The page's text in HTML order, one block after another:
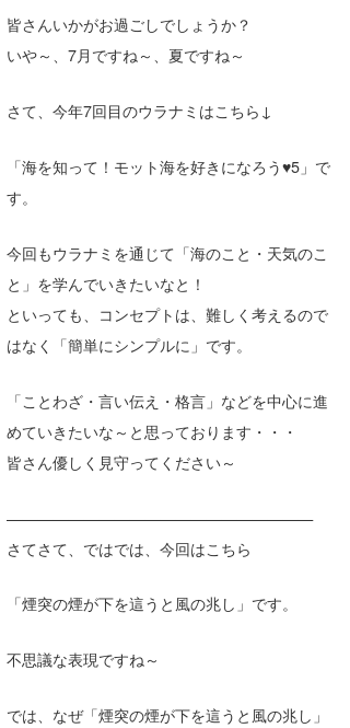
皆さんいかがお過ごしでしょうか？
いや～、7月ですね～、夏ですね～
さて、今年7回目のウラナミはこちら↓
「海を知って！モット海を好きになろう♥5」で
す。
今回もウラナミを通じて「海のこと・天気のこ
と」を学んでいきたいなと！
といっても、コンセプトは、難しく考えるので
はなく「簡単にシンプルに」です。
「ことわざ・言い伝え・格言」などを中心に進
めていきたいな～と思っております・・・
皆さん優しく見守ってください～
————————————————————
さてさて、ではでは、今回はこちら
「煙突の煙が下を這うと風の兆し」です。
不思議な表現ですね～
では、なぜ「煙突の煙が下を這うと風の兆し」
mitsuteru Kamio
arukasvision
CBA Films
熊谷素子
SURFMEDIA
波伝説アンバサダー/プロライダー
嵯峨明日香
田原啓江
植村未来
NOBUFUKU
大野”MAR”修聖
喜納海人
+☆maki☆+
chan-U
ECE
G◎Da
H
KID
OYZ
S.K